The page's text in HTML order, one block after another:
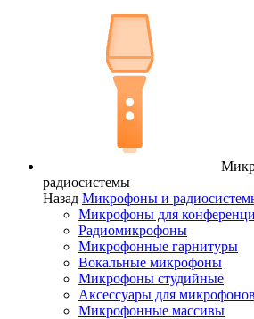
радиосистемы
Назад Микрофоны и
Микрофоны для
Радиомикрофоны
Микрофонные гарнитуры
Вокальные микрофоны
Микрофоны студийные
Аксессуары для микрофонов
Микрофонные массивы